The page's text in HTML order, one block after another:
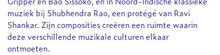
muziek bij Shubhendra Rao, een protégé van Ravi
Shankar. Zijn composities creëren een ruimte waarin
deze verschillende muzikale culturen elkaar
ontmoeten.